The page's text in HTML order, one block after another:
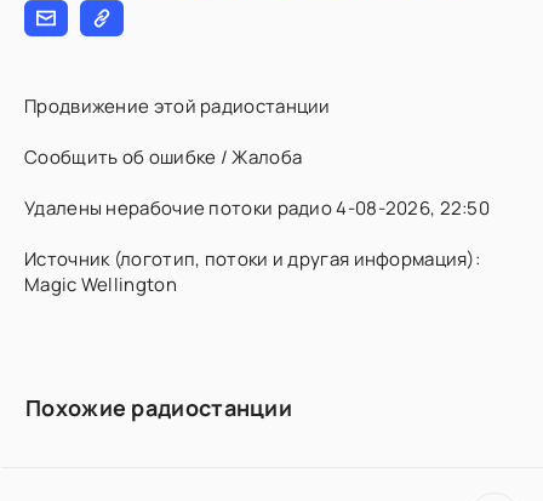
Продвижение этой радиостанции
Сообщить об ошибке / Жалоба
Удалены нерабочие потоки радио 4-08-2026, 22:50
Источник (логотип, потоки и другая информация):
Magic Wellington
Похожие радиостанции